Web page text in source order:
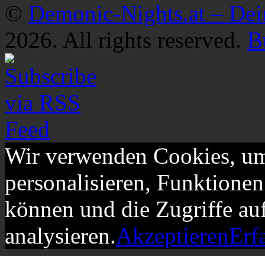
© Demonic-Nights.at –
2026. All rights reserved.
Wir verwenden Cookies,
personalisieren,
können und die Zugriffe
analysieren.Akzeptieren